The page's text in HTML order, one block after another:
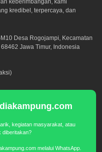
keberimbangan, kami
kredibel, terpercaya, dan
Desa Rogojampi, Kecamatan
Jawa Timur, Indonesia
kegiatan masyarakat, atau
diberitakan?
melalui WhatsApp.